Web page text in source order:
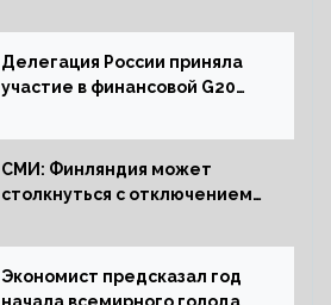
активов
Делегация России приняла
участие в финансовой G20
СМИ: Финляндия может
столкнуться с отключением
Экономист предсказал год